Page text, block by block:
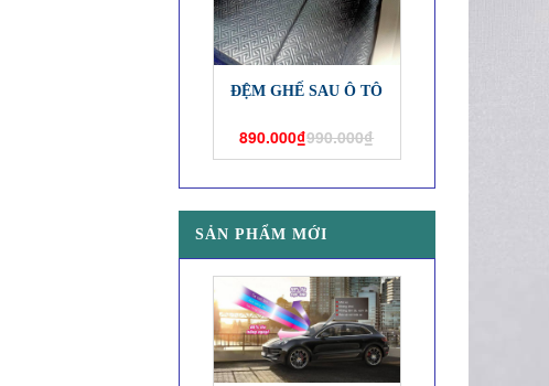
ĐỆM GHẾ SAU Ô TÔ
890.000₫990.000₫
SẢN PHẨM MỚI